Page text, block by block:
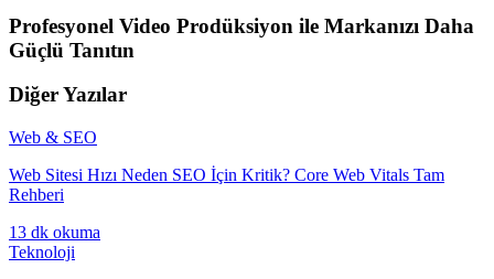
Profesyonel Video Prodüksiyon ile Markanızı Daha
Güçlü Tanıtın
Diğer Yazılar
Web & SEO
Web Sitesi Hızı Neden SEO İçin Kritik? Core Web Vitals Tam
Rehberi
13 dk okuma
Teknoloji